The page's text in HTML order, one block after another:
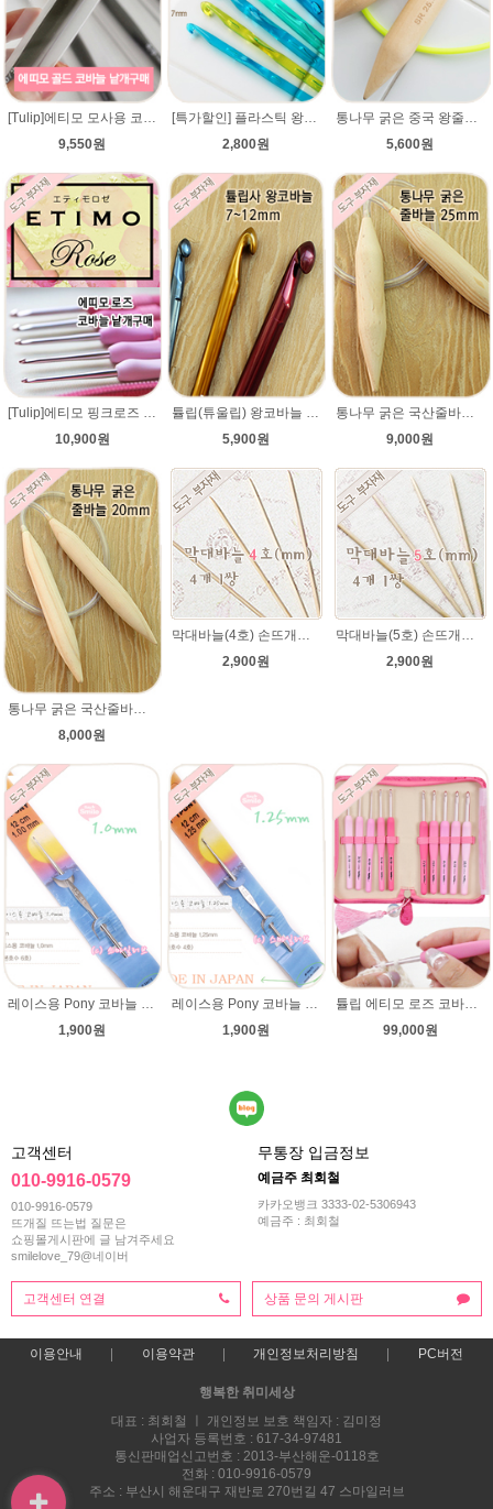
9,550원
2,800원
5,600원
[Tulip]에티모 핑크로즈 낱개구매 /수입명품 코바늘/에띠모 튤립 코바늘/코바늘/손뜨개 100%정품 일본수입수입코바늘가격파괴 /에띠모 로즈 모사용 코바늘
10,900원
튤립(튜울립) 왕코바늘 7mm,8mm,9mm,10mm,12mm/매직소프트/왕 코바늘/일본 코바늘
5,900원
통나무 굵은 국산줄바늘(25mm)/총길이 76~78cm/루피망고모자뜨기 줄바늘/굵은대바늘/매직소프트
9,000원
8,000원
막대바늘(4호) 손뜨개이야기
2,900원
막대바늘(5호) 손뜨개이야기
2,900원
레이스용 Pony 코바늘 1.00mm(일본코바늘)
1,900원
레이스용 Pony 코바늘 1.25mm(일본코바늘)
1,900원
튤립 에티모 로즈 코바늘 세트/수입명품 코바늘/튤립 코바늘/코바늘/손뜨개 100%정품 일본수입수입코바늘가격파괴 /에띠모 로즈 코바늘
99,000원
고객센터
010-9916-0579
010-9916-0579
뜨개질 뜨는법 질문은
쇼핑몰게시판에 글 남겨주세요
smilelove_79@네이버
무통장 입금정보
예금주 최회철
카카오뱅크 3333-02-5306943
예금주 : 최회철
고객센터 연결 상품 문의 게시판
이용안내 이용약관 개인정보처리방침 PC버전
행복한 취미세상
대표 : 최회철 ㅣ 개인정보 보호 책임자 : 김미정
사업자 등록번호 : 617-34-97481
통신판매업신고번호 : 2013-부산해운-0118호
전화 : 010-9916-0579
주소 : 부산시 해운대구 재반로 270번길 47 스마일러브